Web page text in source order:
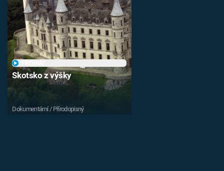
Skotsko z výšky
Dokumentární / Přírodopisný